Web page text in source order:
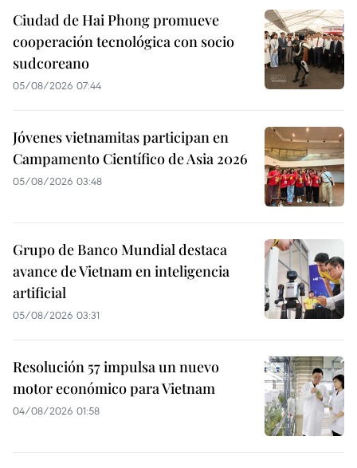
Ciudad de Hai Phong promueve
cooperación tecnológica con socio
sudcoreano
05/08/2026 07:44
Jóvenes vietnamitas participan en
Campamento Científico de Asia 2026
05/08/2026 03:48
Grupo de Banco Mundial destaca
avance de Vietnam en inteligencia
artificial
05/08/2026 03:31
Resolución 57 impulsa un nuevo
motor económico para Vietnam
04/08/2026 01:58